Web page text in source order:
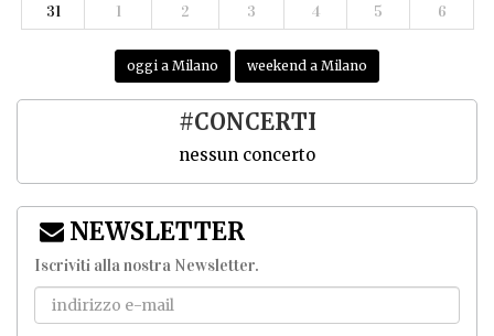
31
1 2 3 4 5 6
oggi a Milano weekend a Milano
#CONCERTI
nessun concerto
NEWSLETTER
Iscriviti alla nostra Newsletter.